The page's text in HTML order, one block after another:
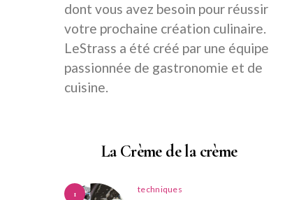
dont vous avez besoin pour réussir
votre prochaine création culinaire.
LeStrass a été créé par une équipe
passionnée de gastronomie et de
cuisine.
La Crème de la crème
1 techniques